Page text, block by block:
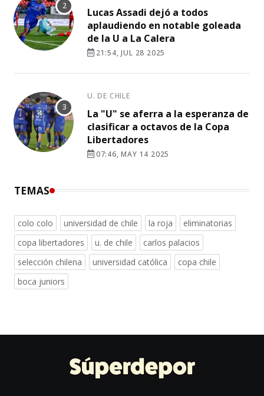
Lucas Assadi dejó a todos
aplaudiendo en notable goleada
de la U a La Calera
21:54, JUL 28 2025
U. DE CHILE
La "U" se aferra a la esperanza de
clasificar a octavos de la Copa
Libertadores
07:46, MAY 14 2025
TEMAS
colo colo universidad de chile la roja
eliminatorias
copa libertadores
u. de chile
carlos palacios
selección chilena
universidad católica
copa chile
boca juniors